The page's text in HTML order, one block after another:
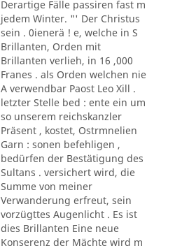
Derartige Fälle passiren fast m
jedem Winter. "' Der Christus
sein . 0ienerä ! e, welche in S
Brillanten, Orden mit
Brillanten verlieh, in 16 ,000
Franes . als Orden welchen nie
A verwendbar Paost Leo Xill .
letzter Stelle bed : ente ein um
so unserem reichskanzler
Präsent , kostet, Ostrmnelien
Garn : sonen befehligen ,
bedürfen der Bestätigung des
Sultans . versichert wird, die
Summe von meiner
Verwanderung erfreut, sein
vorzügttes Augenlicht . Es ist
dies Brillanten Eine neue
Konserenz der Mächte wird m